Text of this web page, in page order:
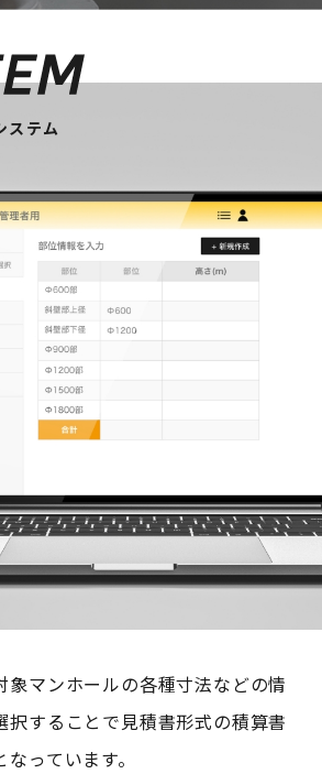
ステム
象マンホールの各種寸法などの情
択することで見積書形式の積算書
っています。